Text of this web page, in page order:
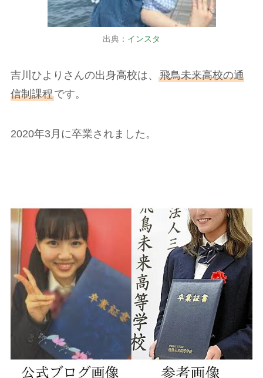
出典： インスタ
吉川ひよりさんの出身高校は、 飛鳥未来高校の通
信制課程です。
2020年3月に卒業されました。